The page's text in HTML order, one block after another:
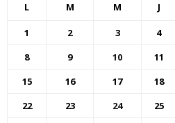
L M M J
1 2 3 4
8
9 10 11
15
16 17 18
22
23 24 25